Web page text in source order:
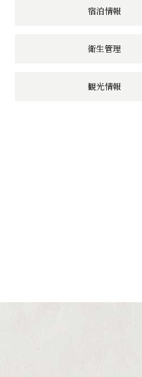
宿泊情報
衛生管理
観光情報